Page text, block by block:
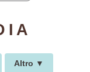
Altro ▼